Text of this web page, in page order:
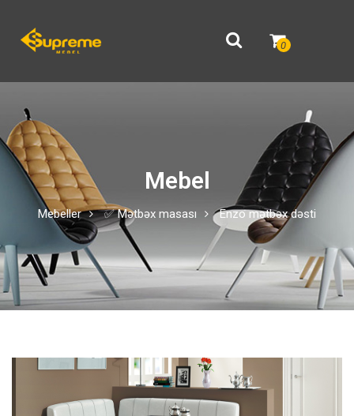
0
Mebel
Mebeller ✅ Mətbəx masası Enzo mətbəx dəsti